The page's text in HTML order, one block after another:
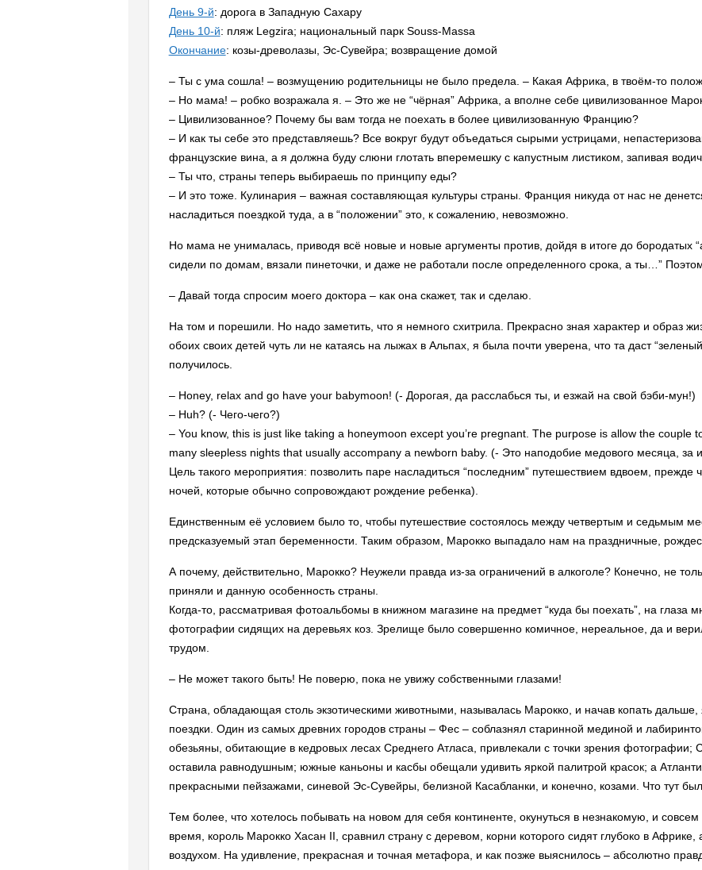
День 9-й: дорога в Западную Сахару
День 10-й: пляж Legzira; национальный парк Souss-Massa
Окончание: козы-древолазы, Эс-Сувейра; возвращение домой
– Ты с ума сошла! – возмущению родительницы не было предела. – Какая Африка, в твоём-то
– Но мама! – робко возражала я. – Это же не “чёрная” Африка, а вполне себе цивилизованное
– Цивилизованное? Почему бы вам тогда не поехать в более цивилизованную Францию?
– И как ты себе это представляешь? Все вокруг будут объедаться сырыми устрицами,
французские вина, а я должна буду слюни глотать вперемешку с капустным листиком, запивая
– Ты что, страны теперь выбираешь по принципу еды?
– И это тоже. Кулинария – важная составляющая культуры страны. Франция никуда от нас не
насладиться поездкой туда, а в “положении” это, к сожалению, невозможно.
Но мама не унималась, приводя всё новые и новые аргументы против, дойдя в итоге до бородатых
сидели по домам, вязали пинеточки, и даже не работали после определенного срока, а ты…”
– Давай тогда спросим моего доктора – как она скажет, так и сделаю.
На том и порешили. Но надо заметить, что я немного схитрила. Прекрасно зная характер и образ
обоих своих детей чуть ли не катаясь на лыжах в Альпах, я была почти уверена, что та даст
получилось.
– Honey, relax and go have your babymoon! (- Дорогая, да расслабься ты, и езжай на свой бэби-мун!)
– Huh? (- Чего-чего?)
– You know, this is just like taking a honeymoon except you’re pregnant. The purpose is allow the couple
many sleepless nights that usually accompany a newborn baby. (- Это наподобие медового месяца, за
Цель такого мероприятия: позволить паре насладиться “последним” путешествием вдвоем, прежде
ночей, которые обычно сопровождают рождение ребенка).
Единственным её условием было то, чтобы путешествие состоялось между четвертым и седьмым
предсказуемый этап беременности. Таким образом, Марокко выпадало нам на праздничные,
А почему, действительно, Марокко? Неужели правда из-за ограничений в алкоголе? Конечно, не
приняли и данную особенность страны.
Когда-то, рассматривая фотоальбомы в книжном магазине на предмет “куда бы поехать”, на глаза
фотографии сидящих на деревьях коз. Зрелище было совершенно комичное, нереальное, да и
трудом.
– Не может такого быть! Не поверю, пока не увижу собственными глазами!
Страна, обладающая столь экзотическими животными, называлась Марокко, и начав копать дальше,
поездки. Один из самых древних городов страны – Фес – соблазнял старинной мединой и
обезьяны, обитающие в кедровых лесах Среднего Атласа, привлекали с точки зрения фотографии;
оставила равнодушным; южные каньоны и касбы обещали удивить яркой палитрой красок; а
прекрасными пейзажами, синевой Эс-Сувейры, белизной Касабланки, и конечно, козами. Что тут
Тем более, что хотелось побывать на новом для себя континенте, окунуться в незнакомую, и
время, король Марокко Хасан II, сравнил страну с деревом, корни которого сидят глубоко в
воздухом. На удивление, прекрасная и точная метафора, и как позже выяснилось – абсолютно